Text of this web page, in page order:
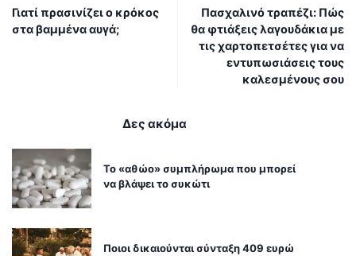
Γιατί πρασινίζει ο κρόκος
στα βαμμένα αυγά;
Πασχαλινό τραπέζι: Πώς
θα φτιάξεις λαγουδάκια με
τις χαρτοπετσέτες για να
εντυπωσιάσεις τους
καλεσμένους σου
Δες ακόμα
Το «αθώο» συμπλήρωμα που μπορεί
να βλάψει το συκώτι
Ποιοι δικαιούνται σύνταξη 409 ευρώ